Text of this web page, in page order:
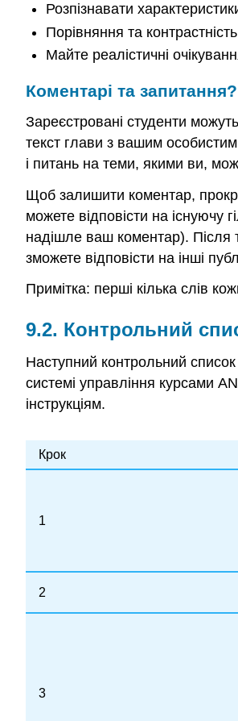
Розпізнавати
Порівняння та
Майте реалістичні
Коментарі та запитання?
Зареєстровані студенти
текст глави з вашим
і питань на теми, якими ви,
Щоб залишити коментар,
можете відповісти на існуючу
надішле ваш коментар). Після
зможете відповісти на інші
Примітка: перші кілька слів
9.2. Контрольний
Наступний контрольний список
системі управління курсами
інструкціям.
Крок
1
2
3